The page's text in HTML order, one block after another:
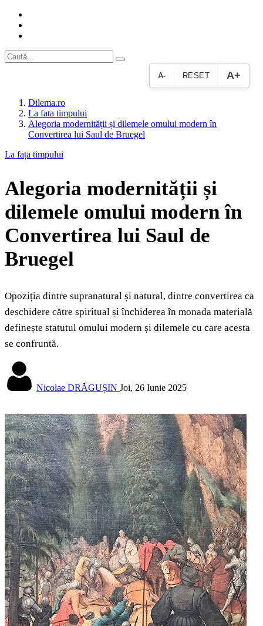
A- RESET A+
Dilema.ro
La fata timpului
Alegoria modernității și dilemele omului modern în
Convertirea lui Saul de Bruegel
La fața timpului
Alegoria modernității și
dilemele omului modern în
Convertirea lui Saul de
Bruegel
Opoziția dintre supranatural și natural, dintre convertirea ca
deschidere către spiritual și închiderea în monada materială
definește statutul omului modern și dilemele cu care acesta
se confruntă.
Nicolae DRĂGUȘIN Joi, 26 Iunie 2025